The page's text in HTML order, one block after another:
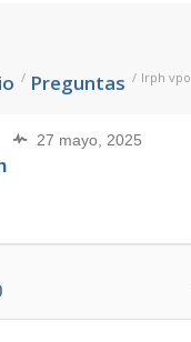
/ Preguntas / Irph vpo
27 mayo, 2025